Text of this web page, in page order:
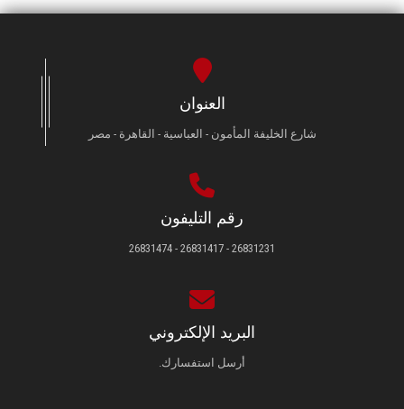
العنوان
شارع الخليفة المأمون - العباسية - القاهرة - مصر
رقم التليفون
26831231 - 26831417 - 26831474
البريد الإلكتروني
أرسل استفسارك.